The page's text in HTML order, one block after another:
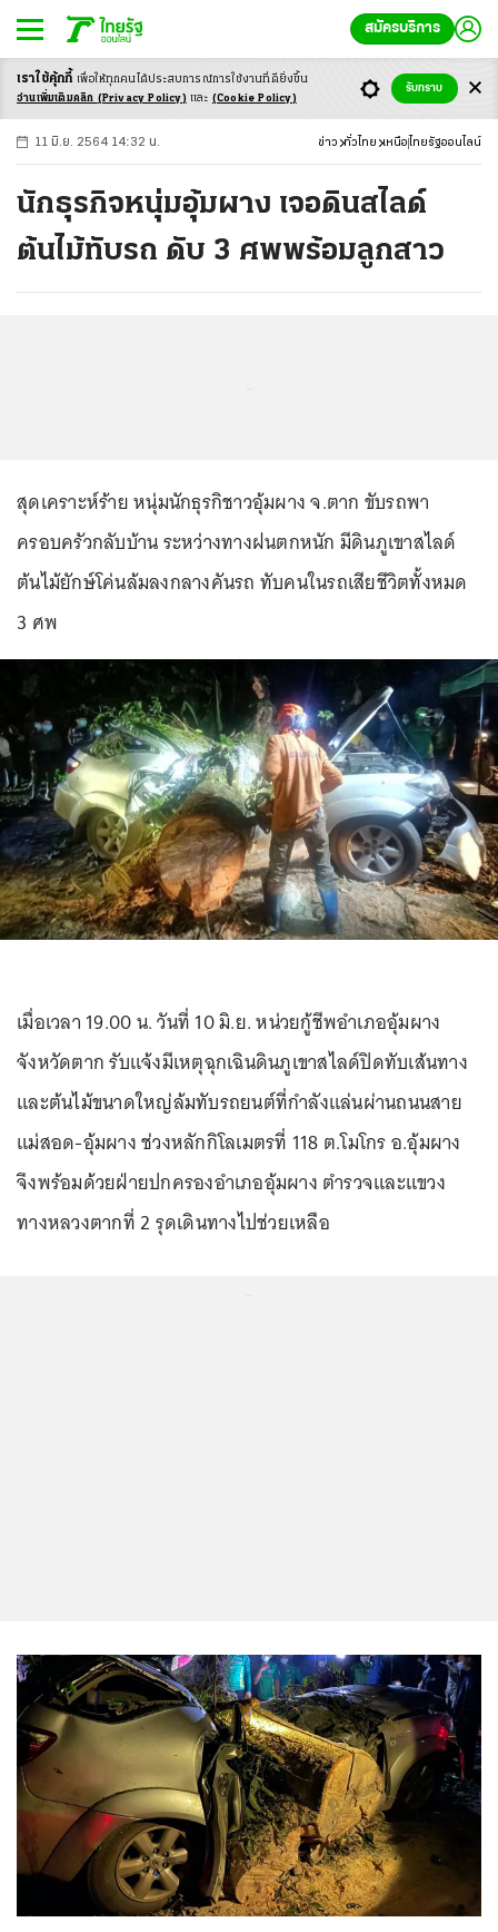
สมัครบริการ
-ก ก ก+
11 มิ.ย. 2564 14:32 น. ข่าว ทั่วไทย เหนือ ไทยรัฐออนไลน์
นักธุรกิจหนุ่มอุ้มผาง เจอดินสไลด์
ต้นไม้ทับรถ ดับ 3 ศพพร้อมลูกสาว
สุดเคราะห์ร้าย หนุ่มนักธุรกิชาวอุ้มผาง จ.ตาก ขับรถพา
ครอบครัวกลับบ้าน ระหว่างทางฝนตกหนัก มีดินภูเขาสไลด์
ต้นไม้ยักษ์โค่นล้มลงกลางคันรถ ทับคนในรถเสียชีวิตทั้งหมด
3 ศพ
เมื่อเวลา 19.00 น. วันที่ 10 มิ.ย. หน่วยกู้ชีพอำเภออุ้มผาง
จังหวัดตาก รับแจ้งมีเหตุฉุกเฉินดินภูเขาสไลด์ปิดทับเส้นทาง
และต้นไม้ขนาดใหญ่ล้มทับรถยนต์ที่กำลังแล่นผ่านถนนสาย
แม่สอด-อุ้มผาง ช่วงหลักกิโลเมตรที่ 118 ต.โมโกร อ.อุ้มผาง
จึงพร้อมด้วยฝ่ายปกครองอำเภออุ้มผาง ตำรวจและแขวง
ทางหลวงตากที่ 2 รุดเดินทางไปช่วยเหลือ
เราใช้คุ้กกี้ เพื่อให้ทุกคนได้ประสบการณ์การใช้งานที่ดียิ่งขึ้น
อ่านเพิ่มเติมคลิก (Privacy Policy) และ (Cookie Policy)
รับทราบ